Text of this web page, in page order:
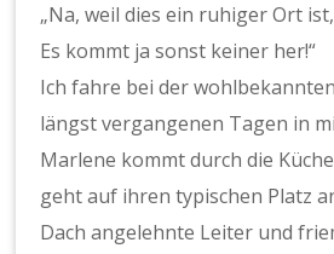
„Na, weil dies ein ruhiger Ort
Es kommt ja sonst keiner her!“
Ich fahre bei der
längst vergangenen Tagen in
Marlene kommt durch die
geht auf ihren typischen Platz
Dach angelehnte Leiter und